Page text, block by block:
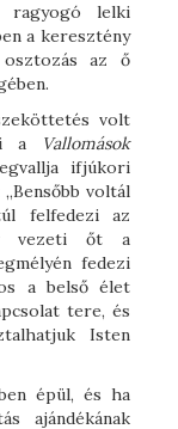
ragyogó lelki
a keresztény
osztozás az ő
volt
a
Vallomások
ifjúkori
voltál
felfedezi az
vezeti őt a
fedezi
a belső élet
tere, és
Isten
épül, és ha
ajándékának